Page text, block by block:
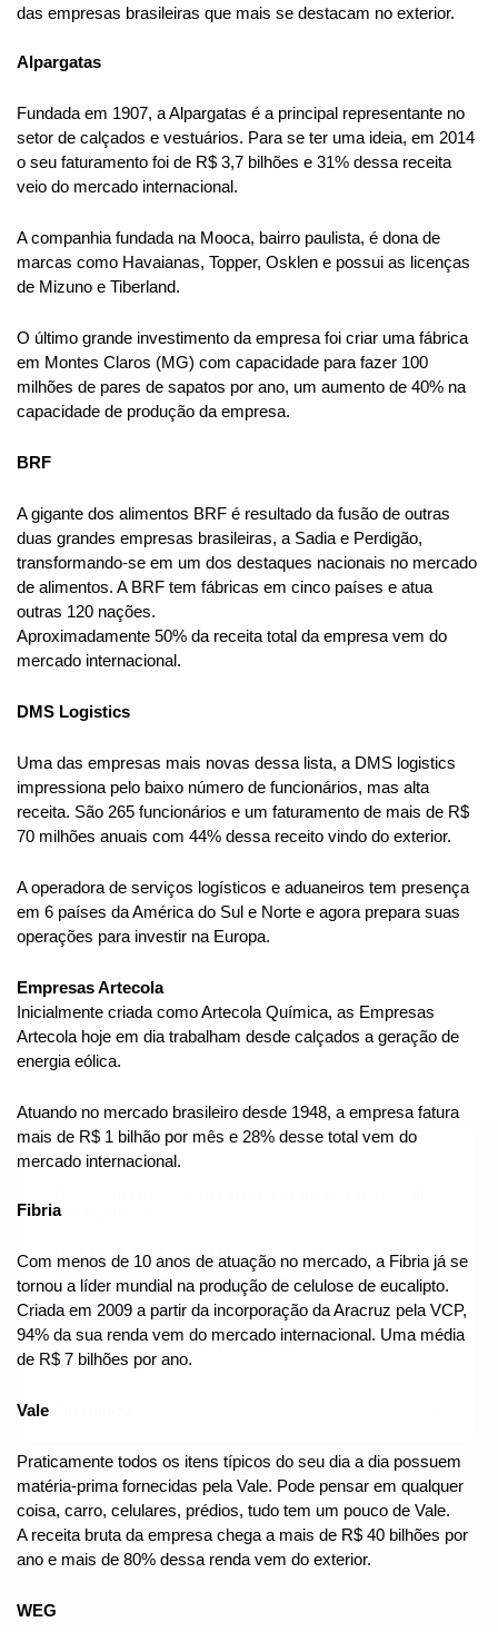
das empresas brasileiras que mais se destacam no exterior.
Alpargatas
Fundada em 1907, a Alpargatas é a principal representante no
setor de calçados e vestuários. Para se ter uma ideia, em 2014
o seu faturamento foi de R$ 3,7 bilhões e 31% dessa receita
veio do mercado internacional.
A companhia fundada na Mooca, bairro paulista, é dona de
marcas como Havaianas, Topper, Osklen e possui as licenças
de Mizuno e Tiberland.
O último grande investimento da empresa foi criar uma fábrica
em Montes Claros (MG) com capacidade para fazer 100
milhões de pares de sapatos por ano, um aumento de 40% na
capacidade de produção da empresa.
BRF
A gigante dos alimentos BRF é resultado da fusão de outras
duas grandes empresas brasileiras, a Sadia e Perdigão,
transformando-se em um dos destaques nacionais no mercado
de alimentos. A BRF tem fábricas em cinco países e atua
outras 120 nações.
Aproximadamente 50% da receita total da empresa vem do
mercado internacional.
DMS Logistics
Uma das empresas mais novas dessa lista, a DMS logistics
impressiona pelo baixo número de funcionários, mas alta
receita. São 265 funcionários e um faturamento de mais de R$
70 milhões anuais com 44% dessa receito vindo do exterior.
A operadora de serviços logísticos e aduaneiros tem presença
em 6 países da América do Sul e Norte e agora prepara suas
operações para investir na Europa.
Empresas Artecola
Inicialmente criada como Artecola Química, as Empresas
Artecola hoje em dia trabalham desde calçados a geração de
energia eólica.
Atuando no mercado brasileiro desde 1948, a empresa fatura
mais de R$ 1 bilhão por mês e 28% desse total vem do
mercado internacional.
Fibria
Com menos de 10 anos de atuação no mercado, a Fibria já se
tornou a líder mundial na produção de celulose de eucalipto.
Criada em 2009 a partir da incorporação da Aracruz pela VCP,
94% da sua renda vem do mercado internacional. Uma média
de R$ 7 bilhões por ano.
Vale
Praticamente todos os itens típicos do seu dia a dia possuem
matéria-prima fornecidas pela Vale. Pode pensar em qualquer
coisa, carro, celulares, prédios, tudo tem um pouco de Vale.
A receita bruta da empresa chega a mais de R$ 40 bilhões por
ano e mais de 80% dessa renda vem do exterior.
WEG
We use cookies
user experience.
Accept all
Only essentials